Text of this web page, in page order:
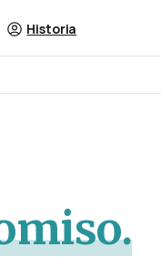
Historia